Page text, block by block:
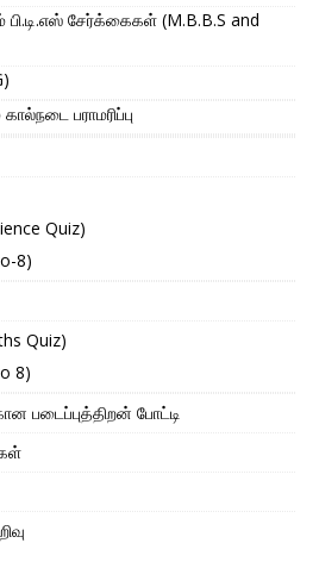
பி.டி.எஸ் சேர்க்கைகள் (M.B.B.S and
பராமரிப்பு
Quiz)
8)
Quiz)
8)
படைப்புத்திறன் போட்டி